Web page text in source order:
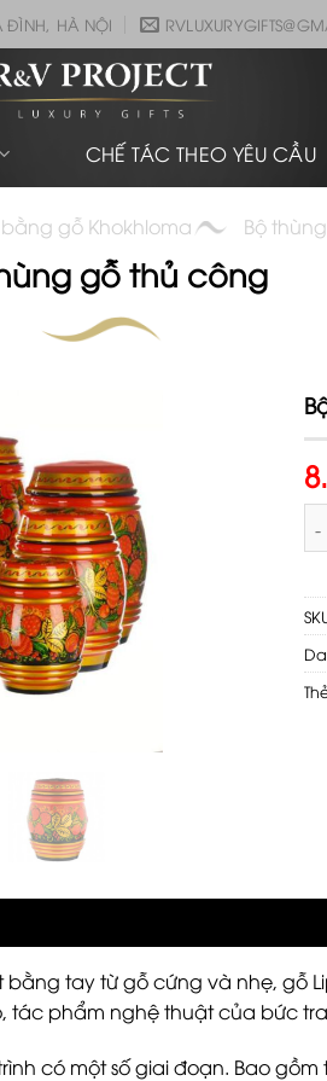
ĐÌNH, HÀ NỘI
CHẾ TÁC THEO YÊU CẦU
gỗ Khokhloma Bộ
gỗ thủ công
tay từ gỗ cứng và nhẹ, gỗ
tác phẩm nghệ thuật của bức
có một số giai đoạn. Bao